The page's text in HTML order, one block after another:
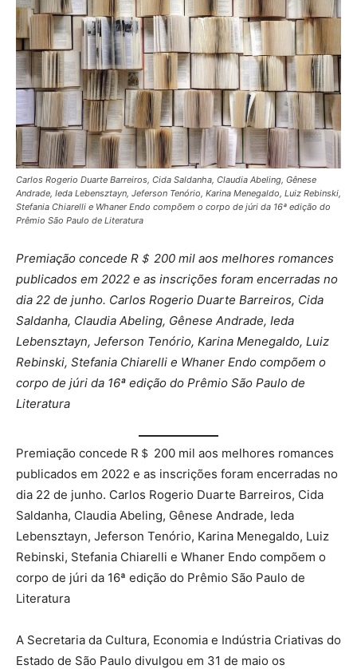
Carlos Rogerio Duarte Barreiros, Cida Saldanha, Claudia Abeling, Gênese
Andrade, Ieda Lebensztayn, Jeferson Tenório, Karina Menegaldo, Luiz Rebinski,
Stefania Chiarelli e Whaner Endo compõem o corpo de júri da 16ª edição do
Prêmio São Paulo de Literatura
Premiação concede R＄ 200 mil aos melhores romances
publicados em 2022 e as inscrições foram encerradas no
dia 22 de junho. Carlos Rogerio Duarte Barreiros, Cida
Saldanha, Claudia Abeling, Gênese Andrade, Ieda
Lebensztayn, Jeferson Tenório, Karina Menegaldo, Luiz
Rebinski, Stefania Chiarelli e Whaner Endo compõem o
corpo de júri da 16ª edição do Prêmio São Paulo de
Literatura
Premiação concede R＄ 200 mil aos melhores romances
publicados em 2022 e as inscrições foram encerradas no
dia 22 de junho. Carlos Rogerio Duarte Barreiros, Cida
Saldanha, Claudia Abeling, Gênese Andrade, Ieda
Lebensztayn, Jeferson Tenório, Karina Menegaldo, Luiz
Rebinski, Stefania Chiarelli e Whaner Endo compõem o
corpo de júri da 16ª edição do Prêmio São Paulo de
Literatura
A Secretaria da Cultura, Economia e Indústria Criativas do
Estado de São Paulo divulgou em 31 de maio os